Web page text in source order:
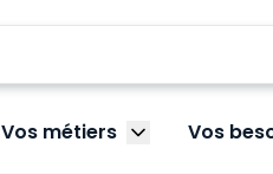
Vos métiers Afficher le
Vos